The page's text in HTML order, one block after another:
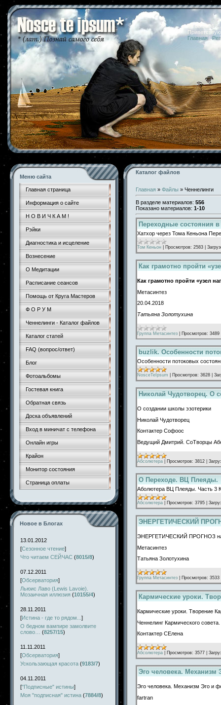
09.08.2026
Главная |
Меню сайта
Главная страница
Информация о сайте
Н О В И Ч К А М !
Рэйки
Диагностика и исцеление
Вознесение
О Медитации
Расписание сеансов
Помощь от Круга Мастеров
Ф О Р У М
Ченнелинги - Каталог файлов
Каталог статей
FAQ (вопрос/ответ)
Блог
Фотоальбомы
Гостевая книга
Обратная связь
Доска объявлений
Вход в миничат с телефона
Онлайн игры
Крайон
Монитор состояния
Страница оплаты
Новое в Блогах
13.01.2012
[Сезонное чтение]
Что читаем СЕЙЧАС (8015/8)
07.12.2011
[Обсерватория]
Льюис Лаво (Lewis Lavoie).
Мозаичная иллюзия (10155/4)
28.11.2011
[Истина - где то рядом... ]
О бедном вампире замолвите
слово…
(8257/15)
11.11.2011
[Обсерватория]
Ускользающая красота (9183/7)
04.11.2011
["Подписные" истины]
Моя "подписная" истина (7884/8)
Каталог файлов
Главная » Файлы » Ченнелинги
В разделе материалов: 556
Показано материалов: 1-10
Переходные состояния
Хатхор через Тома Кеньона
Том Кеньон Просмотров: 2583
Как грамотно пройти
Как грамотно пройти «узел
Метасинтез
20.04.2018
Татьяна Золотухина
Группа Метасинтез Просмотров: 3489
buzlik. Особенности
Особенности потоковых
NosceTeIpsum Просмотров: 3628
Николай Чудотворец. О
О создании школы эзотерики
Николай Чудотворец
Контактер Софоос
Ведущий Дмитрий. СоТворцы
Абсолютера Просмотров: 3812
О Переходе. ВЦ Плеяды.
Аболютера ВЦ Плеяды. Часть 3
Абсолютера Просмотров: 3795
ЭНЕРГЕТИЧЕСКИЙ
ЭНЕРГЕТИЧЕСКИЙ ПРОГНОЗ на
Метасинтез
Татьяна Золотухина
Группа Метасинтез Просмотров: 3533
Кармические уроки.
Кармические уроки. Творение
Ченнелинг Кармического
Контактер СЕлена
Абсолютера Просмотров: 3577
Эго человека. Механизм
Эго человека. Механизм Эго и
fartran